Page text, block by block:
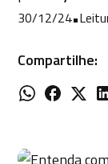
30/12/24•
Compartilhe: